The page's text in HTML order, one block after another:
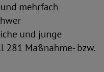
mehrfach
und junge
281 Maßnahme- bzw.